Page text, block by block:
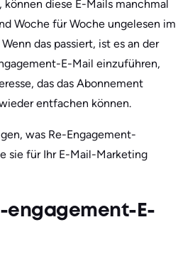
diese E-Mails manchmal
Woche für Woche ungelesen im
das passiert, ist es an der
E-Mail einzuführen,
das das Abonnement
entfachen können.
was Re-Engagement-
sie für Ihr E-Mail-Marketing
engagement-E-